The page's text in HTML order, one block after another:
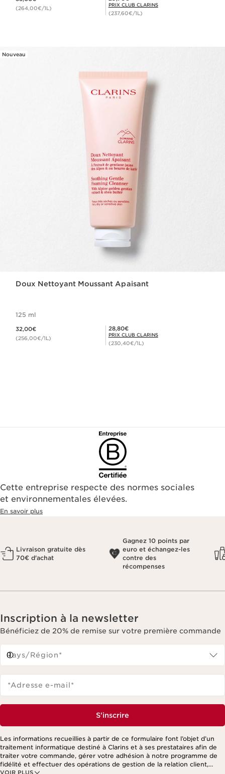
(264,00€/1L)
PRIX CLUB CLARINS
(237,60€/1L)
Nouveau
Doux Nettoyant Moussant Apaisant
125 ml
32,00€
(256,00€/1L)
Prix Club Clarins 28,80€
28,80€
PRIX CLUB CLARINS
(230,40€/1L)
Cette entreprise respecte des normes sociales
et environnementales élevées.
En savoir plus
Livraison gratuite dès
70€ d'achat
Gagnez 10 points par
euro et échangez-les
contre des
récompenses
Inscription à la newsletter
Bénéficiez de 20% de remise sur votre première commande
Pays/Région*
*Adresse e-mail*
S'inscrire
VOIR PLUS
Les informations recueillies à partir de ce formulaire font l’objet d’un
traitement informatique destiné à Clarins et à ses prestataires afin de
traiter votre commande, gérer votre adhésion à notre programme de
fidélité et effectuer des opérations de gestion de la relation client,